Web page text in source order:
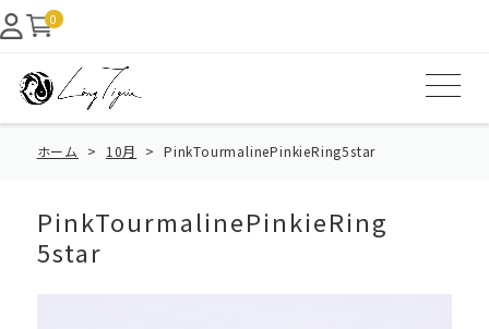
0
ホーム 10月 PinkTourmalinePinkieRing5star
PinkTourmalinePinkieRing
5star